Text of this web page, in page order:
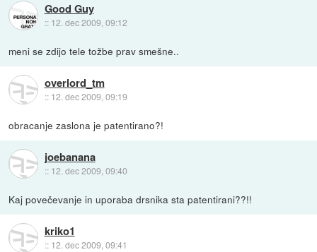
Good Guy
:: 12. dec 2009, 09:12
meni se zdijo tele tožbe prav smešne..
overlord_tm
:: 12. dec 2009, 09:19
obracanje zaslona je patentirano?!
joebanana
:: 12. dec 2009, 09:40
Kaj povečevanje in uporaba drsnika sta patentirani??!!
kriko1
:: 12. dec 2009, 09:41